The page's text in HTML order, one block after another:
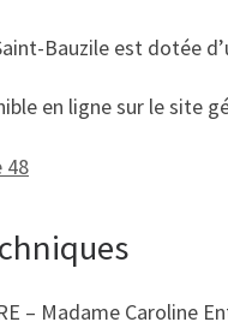
Bauzile est dotée
en ligne sur le site
48
– Madame Caroline